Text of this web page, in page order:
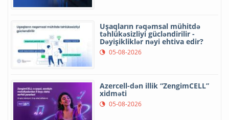
Uşaqların rəqəmsal mühitdə
təhlükəsizliyi gücləndirilir -
Dəyişikliklər nəyi ehtiva edir?
05-08-2026
Azercell-dən illik “ZengimCELL”
xidməti
05-08-2026